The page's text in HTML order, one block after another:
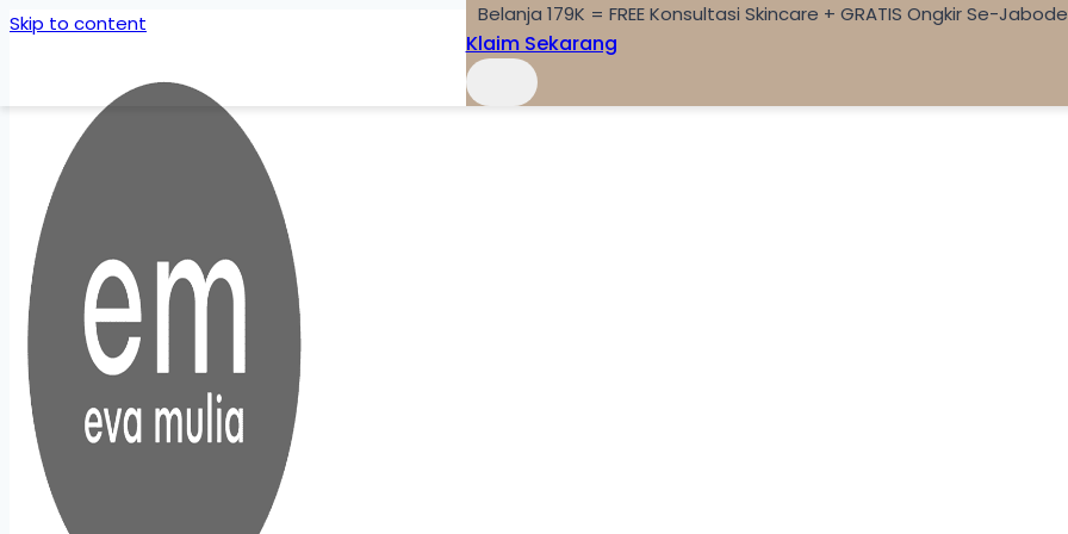
Skip to content Belanja 179K = FREE Konsultasi Skincare + GRATIS Ongkir Se-
Klaim Sekarang